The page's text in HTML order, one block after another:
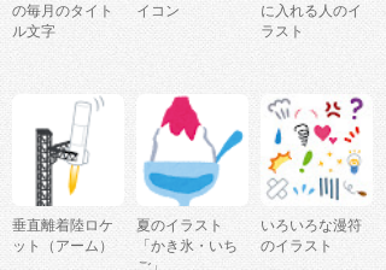
の毎月のタイト
ル文字
イコン
に入れる人のイ
ラスト
垂直離着陸ロケ
ット（アーム）
夏のイラスト
「かき氷・いち
ご」
いろいろな漫符
のイラスト